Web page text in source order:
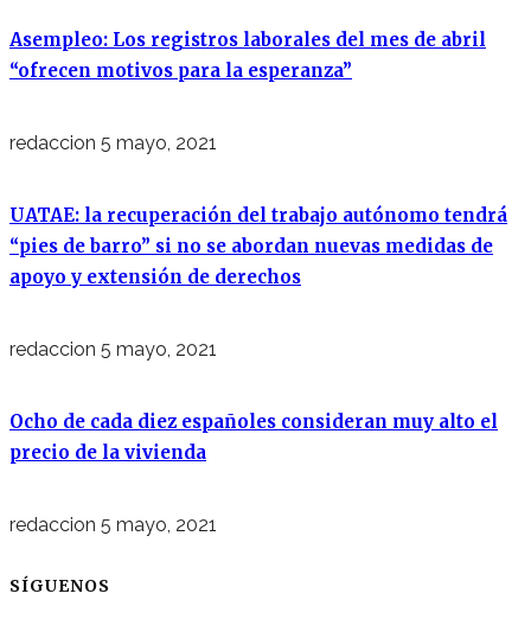
Asempleo: Los registros laborales del mes de abril
“ofrecen motivos para la esperanza”
redaccion 5 mayo, 2021
UATAE: la recuperación del trabajo autónomo tendrá
“pies de barro” si no se abordan nuevas medidas de
apoyo y extensión de derechos
redaccion 5 mayo, 2021
Ocho de cada diez españoles consideran muy alto el
precio de la vivienda
redaccion 5 mayo, 2021
SÍGUENOS